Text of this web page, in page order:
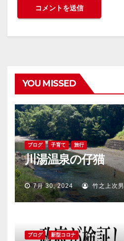
YOU MISSED
ブログ 子育て 旅行
川湯温泉の仔猫
7月 30, 2024 竹之上次男
ブログ 新型コロナ